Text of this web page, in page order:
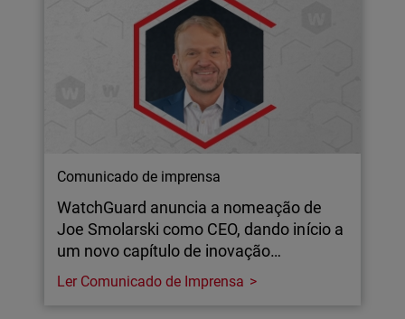
Comunicado de imprensa
WatchGuard anuncia a nomeação de
Joe Smolarski como CEO, dando início a
um novo capítulo de inovação…
Ler Comunicado de Imprensa